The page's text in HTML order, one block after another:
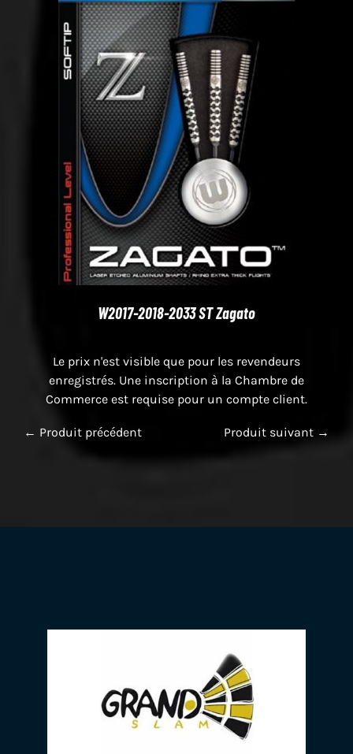
W2017-2018-2033 ST Zagato
Le prix n'est visible que pour les revendeurs
enregistrés. Une inscription à la Chambre de
Commerce est requise pour un compte client.
← Produit précédent Produit suivant →